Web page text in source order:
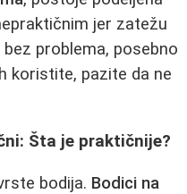
jer zatežu
problema, posebno
koristite, pazite da ne
Šta je praktičnije?
bodija. Bodici na